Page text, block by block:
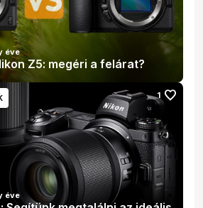
Z5: megéri a felárat?
éve
1 favorite
éve